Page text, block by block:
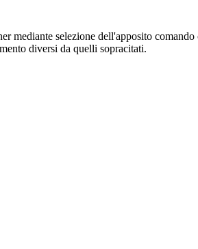
mediante selezione dell'apposito
diversi da quelli sopracitati.